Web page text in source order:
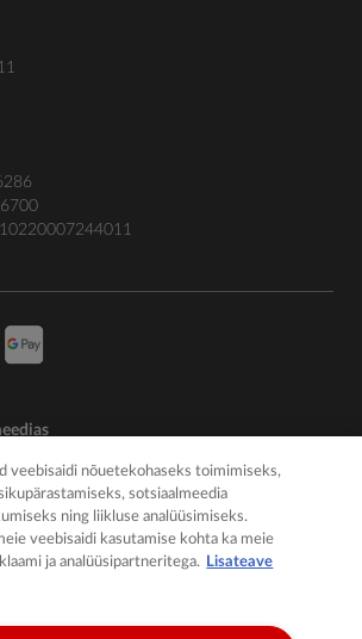
veebisaidi nõuetekohaseks toimimiseks,
sotsiaalmeedia
ning liikluse analüüsimiseks.
veebisaidi kasutamise kohta ka meie
ja analüüsipartneritega. Lisateave